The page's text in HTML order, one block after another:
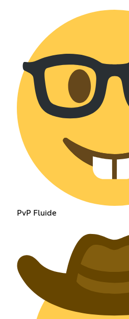
PvP Fluide